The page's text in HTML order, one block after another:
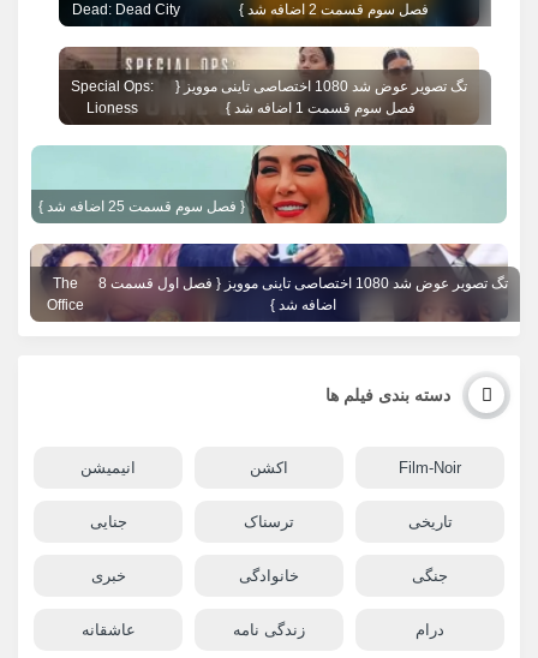
فصل سوم قسمت 2 اضافه شد }
Dead: Dead City
تگ تصویر عوض شد 1080 اختصاصی تاینی موویز {
فصل سوم قسمت 1 اضافه شد }
Special Ops:
Lioness
{ فصل سوم قسمت 25 اضافه شد }
تگ تصویر عوض شد 1080 اختصاصی تاینی موویز { فصل اول قسمت 8
اضافه شد }
The
Office
دسته بندی فیلم ها
Film-Noir اکشن انیمیشن
تاریخی ترسناک جنایی
جنگی خانوادگی خبری
درام زندگی نامه عاشقانه